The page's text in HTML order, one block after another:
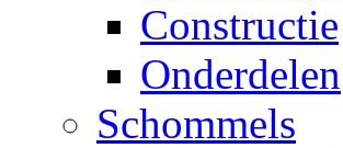
Constructie
Onderdelen
Schommels